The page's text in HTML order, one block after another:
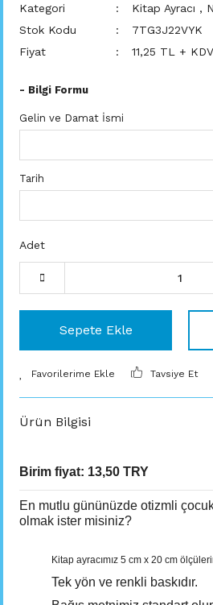
Kategori Kitap Ayracı ,
Stok Kodu
7TG3J22VYK
Fiyat
11,25 TL + KDV
- Bilgi Formu
Gelin ve Damat İsmi
Tarih
Adet
Sepete Ekle
Tavsiye Et
Ürün Bilgisi
Birim fiyat: 13,50 TRY
En mutlu gününüzde otizmli
olmak ister misiniz?
Kitap ayracımız 5 cm x 20 cm
Tek yön ve renkli baskıdır.